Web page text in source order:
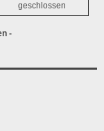
geschlossen
-